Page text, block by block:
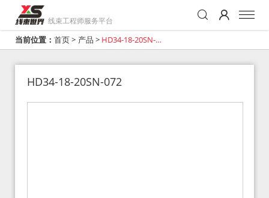
线束工程师服务平台
当前位置： 首页> 产品 > HD34-18-20SN-
HD34-18-20SN-072